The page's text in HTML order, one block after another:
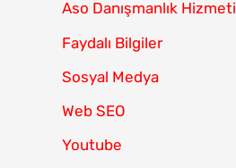
Aso Danışmanlık Hizmeti
Faydalı Bilgiler
Sosyal Medya
Web SEO
Youtube